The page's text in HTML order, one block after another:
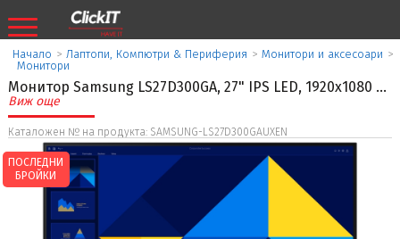
Начало > Лаптопи, Компютри & Периферия > Монитори и аксесоари >
Монитори
Монитор Samsung LS27D300GA, 27" IPS LED, 1920x1080 ...
Виж още
Каталожен № на продукта: SAMSUNG-LS27D300GAUXEN
ПОСЛЕДНИ
БРОЙКИ